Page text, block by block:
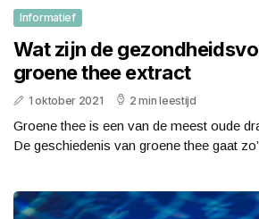
Informatief
Wat zijn de
groene thee extract
1 oktober 2021 2 min leestijd
Groene thee is een van de meest oude
De geschiedenis van groene thee gaat